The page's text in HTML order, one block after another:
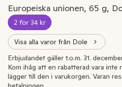
Europeiska unionen, 65 g,
2 för 34 kr
Visa alla varor från Dole
Erbjudandet gäller t.o.m. 31.
Kom ihåg att en rabatterad vara inte
lägger till den i varukorgen. Varan